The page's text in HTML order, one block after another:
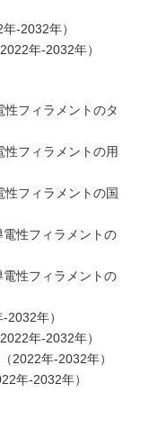
-2032年）
年-2032年）
フィラメントのタ
フィラメントの用
フィラメントの国
性フィラメントの
性フィラメントの
年）
年-2032年）
2022年-2032年）
年-2032年）